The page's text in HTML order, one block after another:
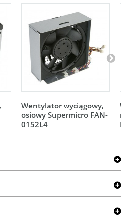
Wentylator wyciągowy,
osiowy Supermicro FAN-
0152L4